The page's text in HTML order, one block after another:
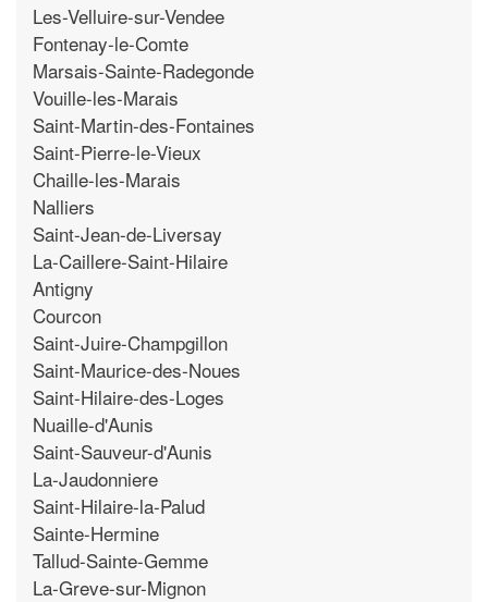
Les-Velluire-sur-Vendee
Fontenay-le-Comte
Marsais-Sainte-Radegonde
Vouille-les-Marais
Saint-Martin-des-Fontaines
Saint-Pierre-le-Vieux
Chaille-les-Marais
Nalliers
Saint-Jean-de-Liversay
La-Caillere-Saint-Hilaire
Antigny
Courcon
Saint-Juire-Champgillon
Saint-Maurice-des-Noues
Saint-Hilaire-des-Loges
Nuaille-d'Aunis
Saint-Sauveur-d'Aunis
La-Jaudonniere
Saint-Hilaire-la-Palud
Sainte-Hermine
Tallud-Sainte-Gemme
La-Greve-sur-Mignon